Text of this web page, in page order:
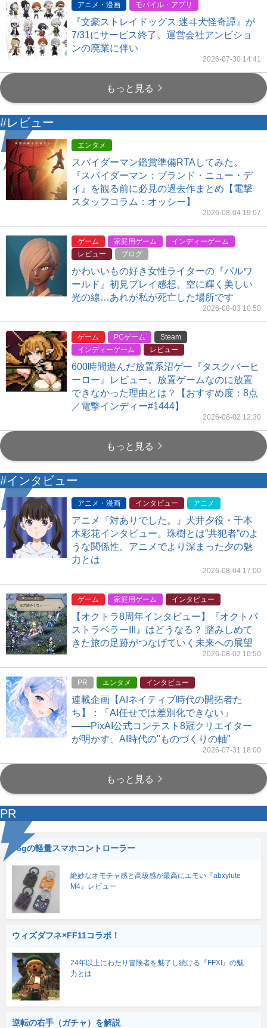
アニメ・漫画 モバイル・アプリ
『文豪ストレイドッグス 迷ヰ犬怪奇譚』が
7/31にサービス終了。運営会社アンビショ
ンの廃業に伴い
2026-07-30 14:41
もっと見る
#レビュー
エンタメ
スパイダーマン鑑賞準備RTAしてみた。
『スパイダーマン：ブランド・ニュー・デ
イ』を観る前に必見の過去作まとめ【電撃
スタッフコラム：オッシー】
2026-08-04 19:07
ゲーム 家庭用ゲーム
インディーゲーム
レビュー
ブログ
かわいいもの好き女性ライターの『パルワ
ールド』初見プレイ感想。空に輝く美しい
光の線…あれが私が死亡した場所です
2026-08-03 10:50
ゲーム PCゲーム
Steam
インディーゲーム
レビュー
600時間遊んだ放置系沼ゲー『タスクバーヒ
ーロー』レビュー。放置ゲームなのに放置
できなかった理由とは？【おすすめ度：8点
／電撃インディー#1444】
2026-08-02 12:30
もっと見る
#インタビュー
アニメ・漫画 インタビュー アニメ
アニメ『対ありでした。』犬井夕役・千本
木彩花インタビュー。珠樹とは”共犯者”のよ
うな関係性。アニメでより深まった夕の魅
力とは
2026-08-04 17:00
ゲーム 家庭用ゲーム インタビュー
【オクトラ8周年インタビュー】『オクトパ
ストラベラーIII』はどうなる？ 踏みしめて
きた旅の足跡がつなげていく未来への展望
2026-08-02 10:50
PR エンタメ インタビュー
連載企画【AIネイティブ時代の開拓者た
ち】：「AI任せでは差別化できない」
――PixAI公式コンテスト8冠クリエイター
が明かす、AI時代の"ものづくりの軸"
2026-07-31 18:00
もっと見る
PR
56gの軽量スマホコントローラー
絶妙なオモチャ感と高級感が最高にエモい『abxylute
M4』レビュー
ウィズダフネ×FF11コラボ！
24年以上にわたり冒険者を魅了し続ける『FFXI』の魅
力とは
逆転の右手（ガチャ）を解説